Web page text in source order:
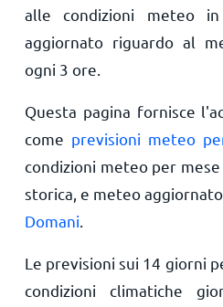
alle condizioni meteo in
aggiornato riguardo al
ogni 3 ore.
Questa pagina fornisce
come previsioni meteo
condizioni meteo per
storica, e meteo
Domani
Le previsioni sui 14 giorni
condizioni climatiche